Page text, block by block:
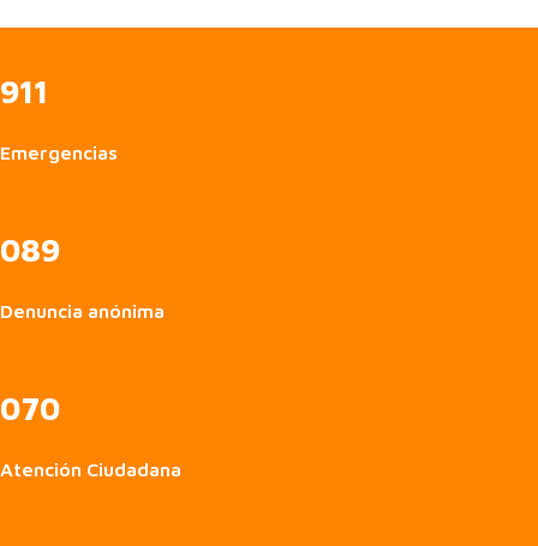
911
Emergencias
089
Denuncia anónima
070
Atención Ciudadana